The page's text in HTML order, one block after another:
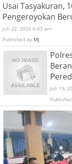
Usai Tasyakuran,
Pengeroyokan
Juli 22, 2026 6:43 am
Published by MJ
Juli 19,